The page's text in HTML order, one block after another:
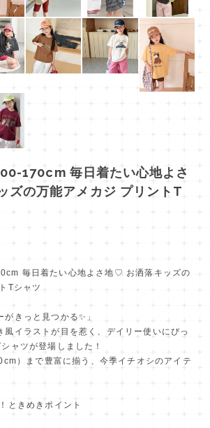
170cm 毎日着たい心地よさ
ズの万能アメカジ プリントT
毎日着たい心地よさ地♡ お洒落キッズの
Tシャツ
がきっと見つかる✨」
風イラストが目を惹く、デイリー使いにぴっ
ャツが登場しました！
）まで豊富に揃う、今季イチオシのアイテ
ときめきポイント